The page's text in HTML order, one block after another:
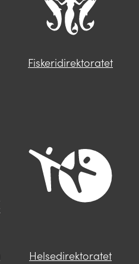
Fiskeridirektoratet
Helsedirektoratet